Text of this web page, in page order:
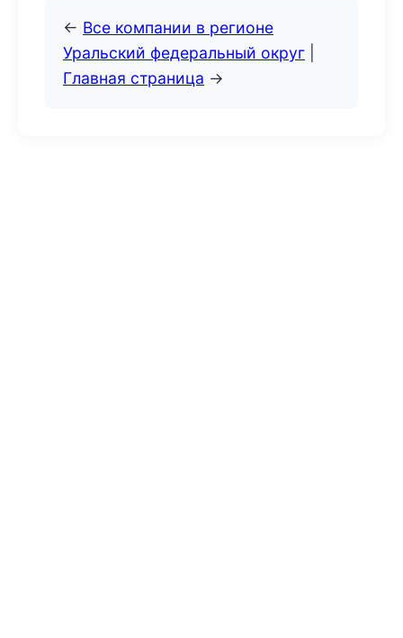
← Все компании в регионе
Уральский федеральный округ
Главная страница →